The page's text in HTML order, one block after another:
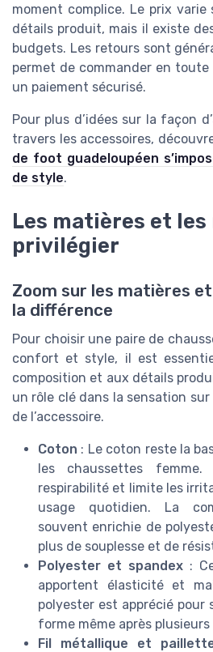
moment complice. Le prix
détails produit, mais il existe
budgets. Les retours sont
permet de commander en
un paiement sécurisé.
Pour plus d’idées sur la façon
travers les accessoires,
de foot guadeloupéen
de style.
Les matières et
privilégier
Zoom sur les matières
la différence
Pour choisir une paire de
confort et style, il est
composition et aux détails
un rôle clé dans la sensation
de l’accessoire.
Coton : Le coton reste la
les chaussettes
respirabilité et limite les
usage quotidien. La
souvent enrichie de
plus de souplesse et de
Polyester et spandex :
apportent élasticité et
polyester est apprécié pour
forme même après plusieurs
Fil métallique et